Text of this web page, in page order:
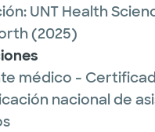
UNT Health
(2025)
médico -
nacional de